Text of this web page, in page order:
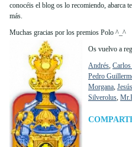
conocéis el blog os lo recomiendo, abarca
más.
Muchas gracias por los premios Polo ^_^
Os vuelvo a
Andrés,
Pedro
Morgana,
Silverolus,